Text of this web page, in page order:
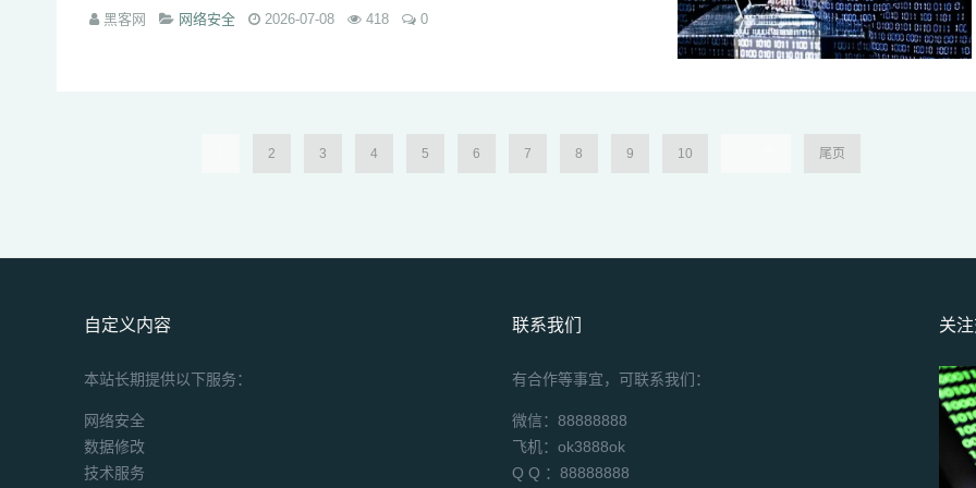
黑客网 网络安全 2026-07-08 418 0
2 3 4 5 6 7 8 9 10 尾页
自定义内容
本站长期提供以下服务：
网络安全
数据修改
技术服务
联系我们
有合作等事宜，可联系我们：
微信：88888888
飞机：ok3888ok
Q Q ：88888888
关